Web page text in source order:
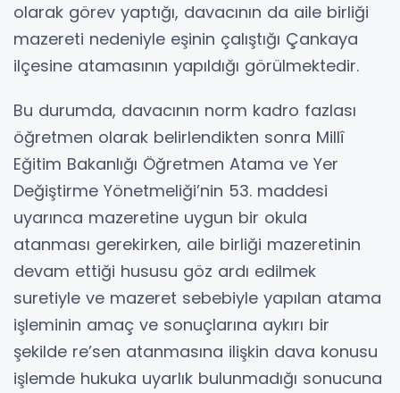
olarak görev yaptığı, davacının da aile birliği
mazereti nedeniyle eşinin çalıştığı Çankaya
ilçesine atamasının yapıldığı görülmektedir.
Bu durumda, davacının norm kadro fazlası
öğretmen olarak belirlendikten sonra Millî
Eğitim Bakanlığı Öğretmen Atama ve Yer
Değiştirme Yönetmeliği’nin 53. maddesi
uyarınca mazeretine uygun bir okula
atanması gerekirken, aile birliği mazeretinin
devam ettiği hususu göz ardı edilmek
suretiyle ve mazeret sebebiyle yapılan atama
işleminin amaç ve sonuçlarına aykırı bir
şekilde re’sen atanmasına ilişkin dava konusu
işlemde hukuka uyarlık bulunmadığı sonucuna